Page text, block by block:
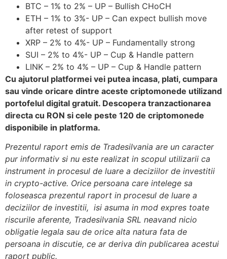
BTC – 1% to 2% – UP – Bullish CHoCH
ETH – 1% to 3%- UP – Can expect bullish move
after retest of support
XRP – 2% to 4%- UP – Fundamentally strong
SUI – 2% to 4%- UP – Cup & Handle pattern
LINK – 2% to 4% – UP – Cup & Handle pattern
Cu ajutorul platformei vei putea incasa, plati, cumpara
sau vinde oricare dintre aceste criptomonede utilizand
portofelul digital gratuit. Descopera tranzactionarea
directa cu RON si cele peste 120 de criptomonede
disponibile in platforma.
Prezentul raport emis de Tradesilvania are un caracter
pur informativ si nu este realizat in scopul utilizarii ca
instrument in procesul de luare a deciziilor de investitii
in crypto-active. Orice persoana care intelege sa
foloseasca prezentul raport in procesul de luare a
deciziilor de investitii, isi asuma in mod expres toate
riscurile aferente, Tradesilvania SRL neavand nicio
obligatie legala sau de orice alta natura fata de
persoana in discutie, ce ar deriva din publicarea acestui
raport public.